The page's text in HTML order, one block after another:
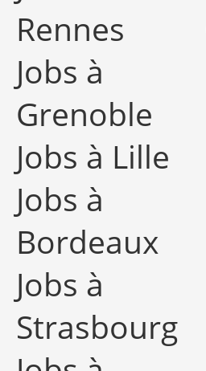
Rennes
Jobs à
Grenoble
Jobs à Lille
Jobs à
Bordeaux
Jobs à
Strasbourg